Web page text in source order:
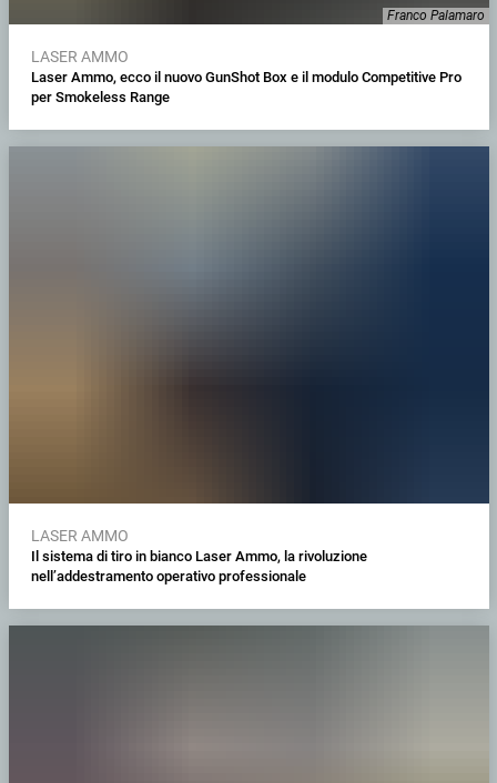
Franco Palamaro
LASER AMMO
Laser Ammo, ecco il nuovo GunShot Box e il modulo Competitive Pro
per Smokeless Range
LASER AMMO
Il sistema di tiro in bianco Laser Ammo, la rivoluzione
nell’addestramento operativo professionale